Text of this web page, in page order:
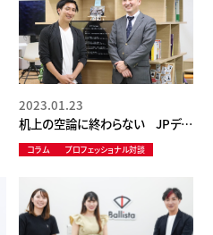
机上の空論に終わらない JPデジ
タル 柴田CIOと語る、巨大組織を変
革するとはどういうことなのか
2023.01.23
コラム プロフェッショナル対談